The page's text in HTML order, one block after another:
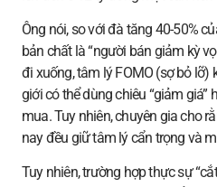
Ông nói, so với đà tăng 40-50%
bản chất là “người bán giảm kỳ
đi xuống, tâm lý FOMO (sợ bỏ lỡ)
giới có thể dùng chiêu “giảm giá”
mua. Tuy nhiên, chuyên gia cho
nay đều giữ tâm lý cẩn trọng và
Tuy nhiên, trường hợp thực sự